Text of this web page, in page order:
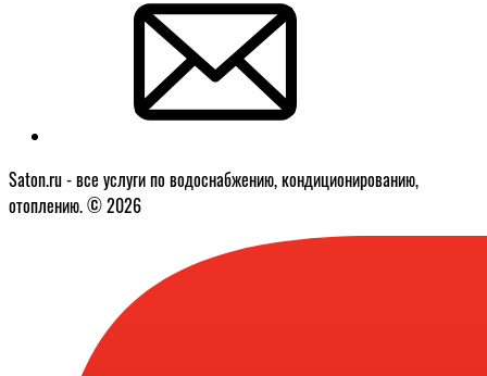
Saton.ru - все услуги по водоснабжению, кондиционированию,
отоплению. © 2026